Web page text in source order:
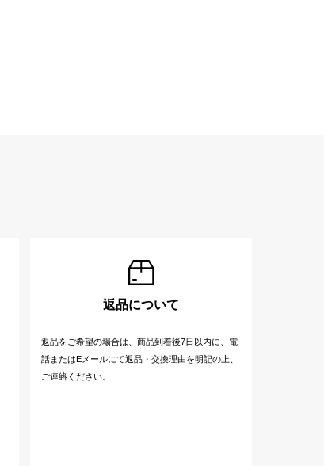
返品について
返品をご希望の場合は、商品到着後7日以内に、電
話またはEメールにて返品・交換理由を明記の上、
ご連絡ください。